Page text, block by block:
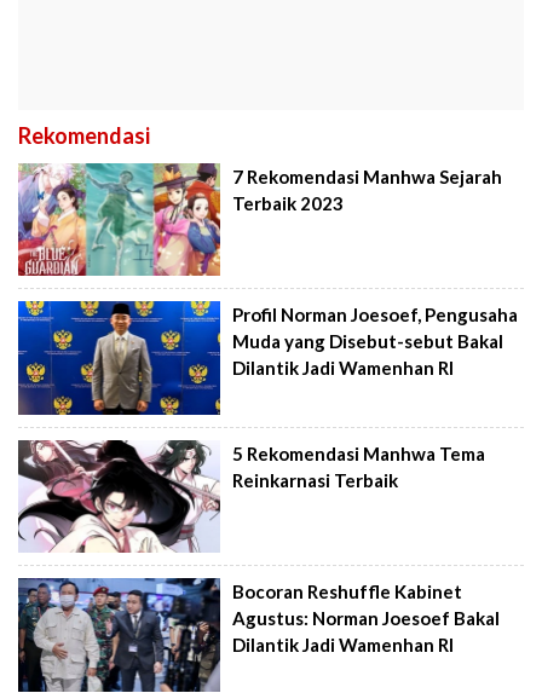
Rekomendasi
7 Rekomendasi Manhwa Sejarah
Terbaik 2023
Profil Norman Joesoef, Pengusaha
Muda yang Disebut-sebut Bakal
Dilantik Jadi Wamenhan RI
5 Rekomendasi Manhwa Tema
Reinkarnasi Terbaik
Bocoran Reshuffle Kabinet
Agustus: Norman Joesoef Bakal
Dilantik Jadi Wamenhan RI